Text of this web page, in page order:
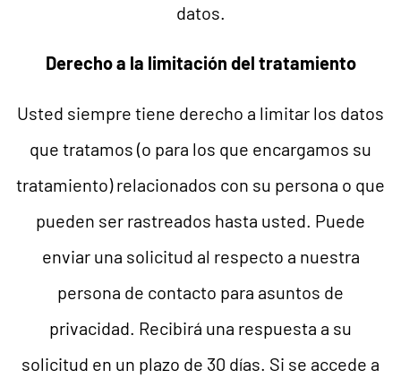
datos.
Derecho a la limitación del tratamiento
Usted siempre tiene derecho a limitar los datos
que tratamos (o para los que encargamos su
tratamiento) relacionados con su persona o que
pueden ser rastreados hasta usted. Puede
enviar una solicitud al respecto a nuestra
persona de contacto para asuntos de
privacidad. Recibirá una respuesta a su
solicitud en un plazo de 30 días. Si se accede a